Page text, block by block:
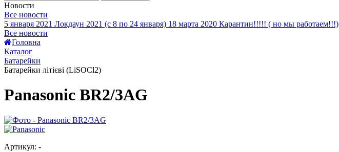
Новости
Все новости
5 января 2021 Локдаун 2021 (с 8 по 24 января) 18 марта 2020 Карантин!!!!! ( но мы работаем!!!)
Все новости
Головна
Каталог
Батарейки
Батарейки літієві (LiSOCl2)
Panasonic BR2/3AG
Артикул: -